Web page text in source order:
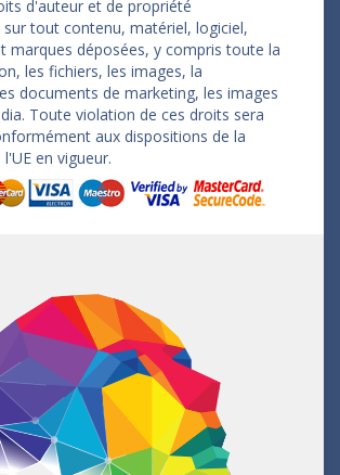
d'auteur et de propriété
tout contenu, matériel, logiciel,
marques déposées, y compris toute la
les fichiers, les images, la
documents de marketing, les images
Toute violation de ces droits sera
aux dispositions de la
en vigueur.